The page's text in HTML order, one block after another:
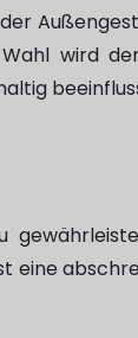
wird
eine